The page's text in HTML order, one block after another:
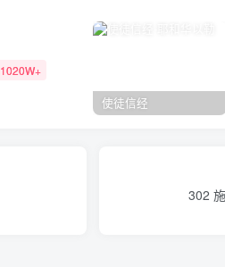
1020W+
使徒信经
302